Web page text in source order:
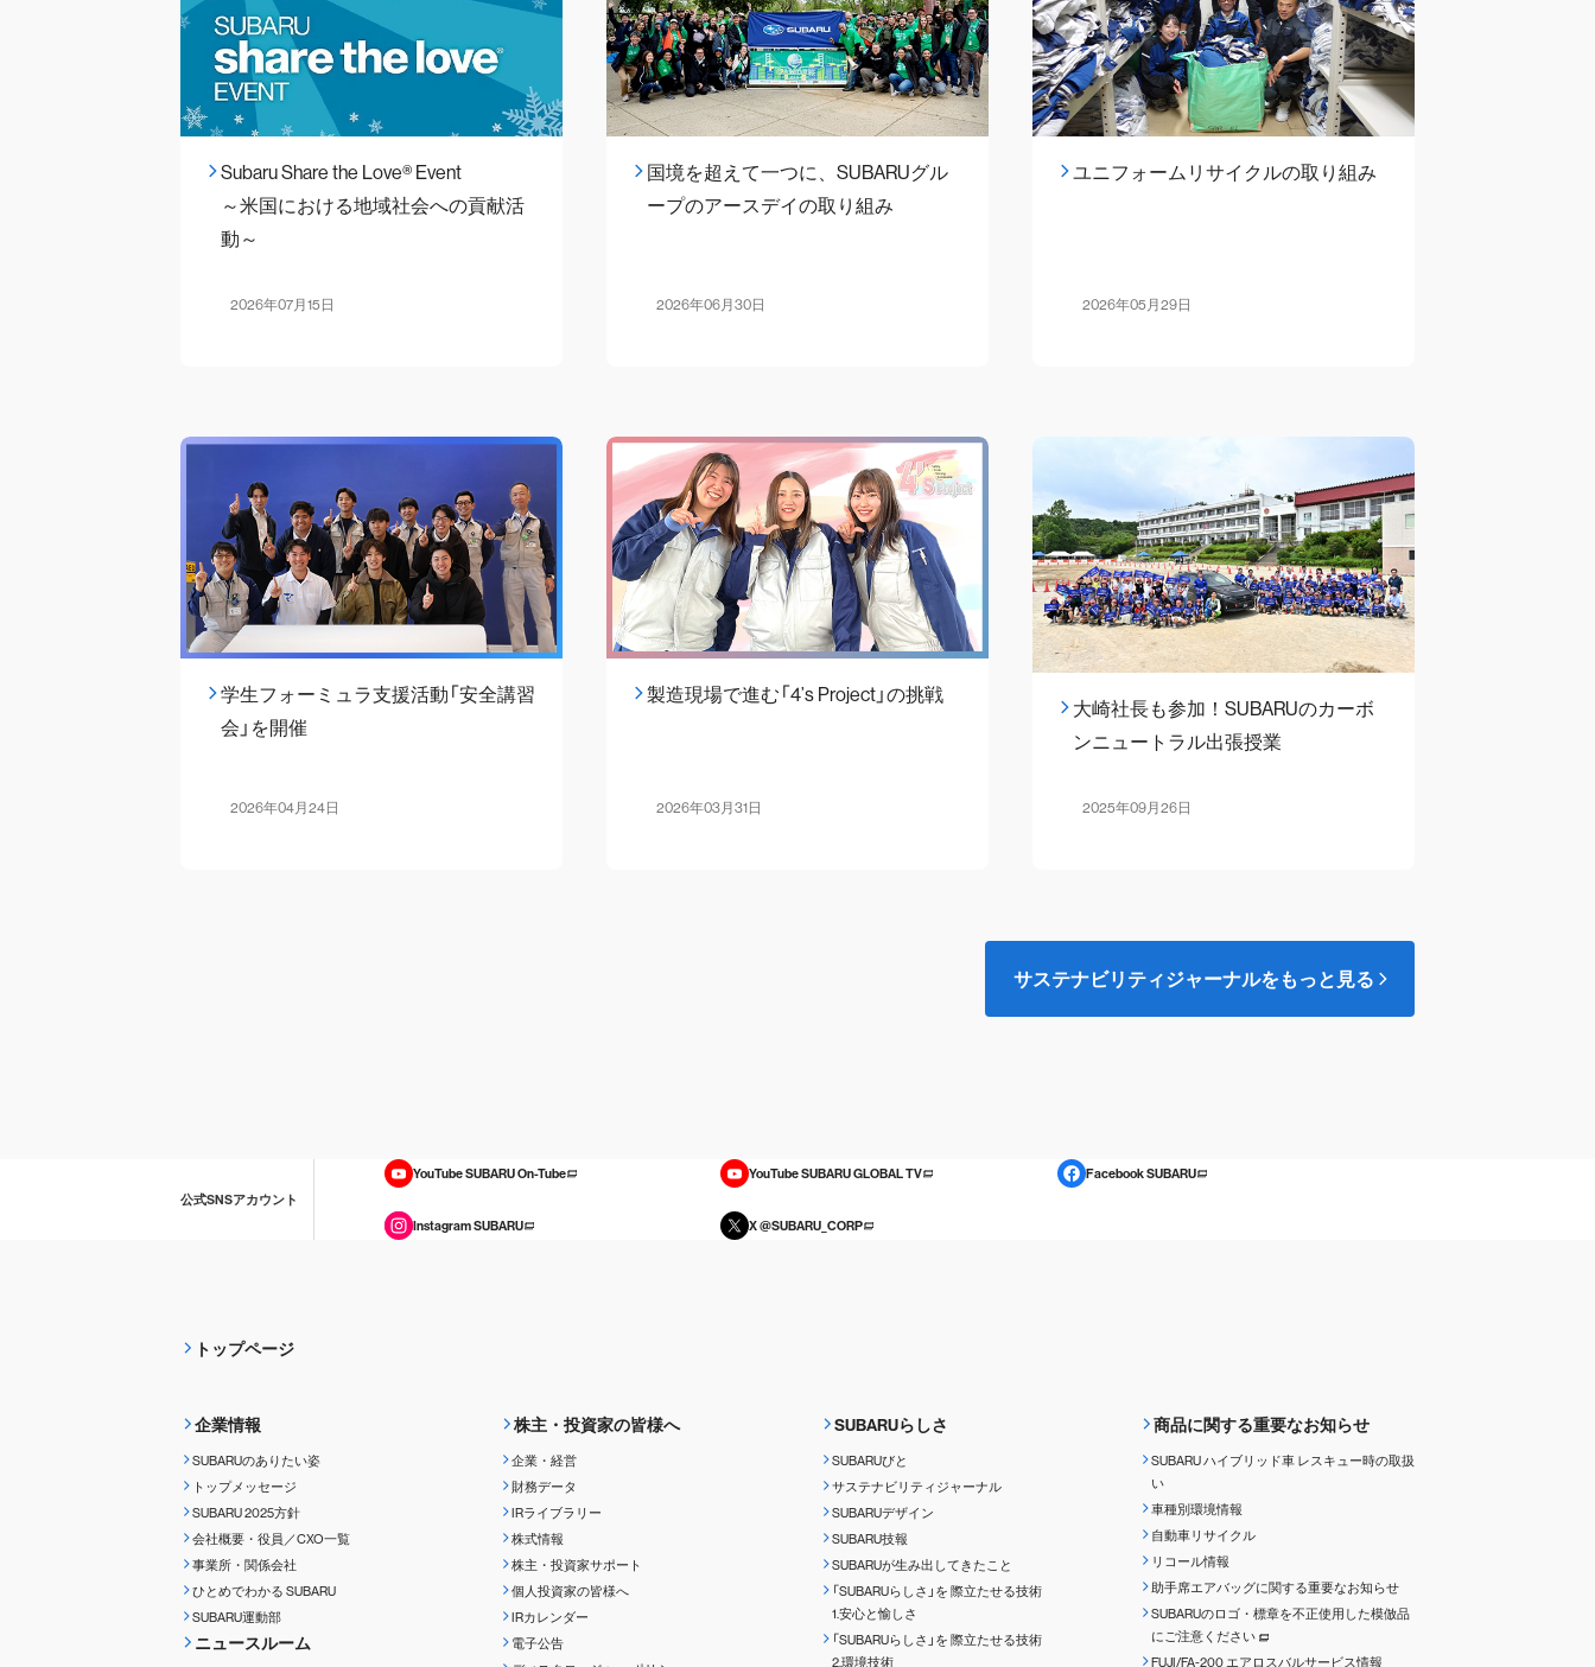
Subaru Share the Love® Event
～米国における地域社会への貢献活
動～
2026年07月15日
国境を超えて一つに、SUBARUグル
ープのアースデイの取り組み
2026年06月30日
ユニフォームリサイクルの取り組み
2026年05月29日
学生フォーミュラ支援活動「安全講習
会」を開催
2026年04月24日
製造現場で進む「4’s Project」の挑戦
2026年03月31日
大崎社長も参加！SUBARUのカーボ
ンニュートラル出張授業
2025年09月26日
サステナビリティジャーナルをもっと見る
公式SNSアカウント
YouTube SUBARU On-Tube YouTube SUBARU GLOBAL TV Facebook SUBARU
Instagram SUBARU X @SUBARU_CORP
トップページ
企業情報
SUBARUのありたい姿
トップメッセージ
SUBARU 2025方針
会社概要・役員／CXO一覧
事業所・関係会社
ひとめでわかる SUBARU
SUBARU運動部
ニュースルーム
株主・投資家の皆様へ
企業・経営
財務データ
IRライブラリー
株式情報
株主・投資家サポート
個人投資家の皆様へ
IRカレンダー
電子公告
SUBARUらしさ
SUBARUびと
サステナビリティジャーナル
SUBARUデザイン
SUBARU技報
SUBARUが生み出してきたこと
「SUBARUらしさ」を 際立たせる技術
1.安心と愉しさ
「SUBARUらしさ」を 際立たせる技術
2.環境技術
商品に関する重要なお知らせ
SUBARU ハイブリッド車 レスキュー時の取扱
い
車種別環境情報
自動車リサイクル
リコール情報
助手席エアバッグに関する重要なお知らせ
SUBARUのロゴ・標章を不正使用した模倣品
にご注意ください
FUJI/FA-200 エアロスバルサービス情報